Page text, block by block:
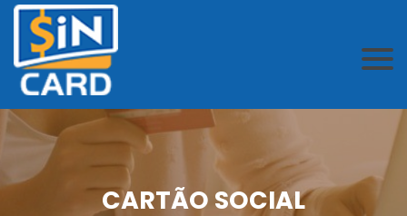
CARTÃO SOCIAL